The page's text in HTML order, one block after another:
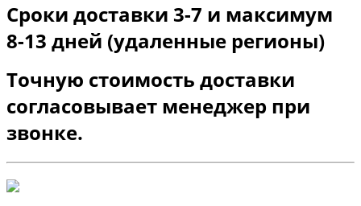
Сроки доставки 3-7 и максимум
8-13 дней (удаленные регионы)
Точную стоимость доставки
согласовывает менеджер при
звонке.